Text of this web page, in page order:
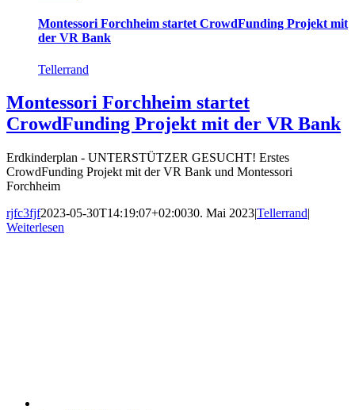
Montessori Forchheim startet CrowdFunding Projekt mit
der VR Bank
Tellerrand
Montessori Forchheim startet
CrowdFunding Projekt mit der VR Bank
Erdkinderplan - UNTERSTÜTZER GESUCHT! Erstes
CrowdFunding Projekt mit der VR Bank und Montessori
Forchheim
rjfc3fjf2023-05-30T14:19:07+02:0030. Mai 2023|Tellerrand|
Weiterlesen